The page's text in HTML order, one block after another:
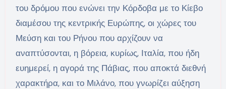
του δρόμου που ενώνει την Κόρδοβα με το Κίεβο
διαμέσου της κεντρικής Ευρώπης, οι χώρες του
Μεύση και του Ρήνου που αρχίζουν να
αναπτύσονται, η βόρεια, κυρίως, Ιταλία, που ήδη
ευημερεί, η αγορά της Πάβιας, που αποκτά διεθνή
χαρακτήρα, και το Μιλάνο, που γνωρίζει αύξηση